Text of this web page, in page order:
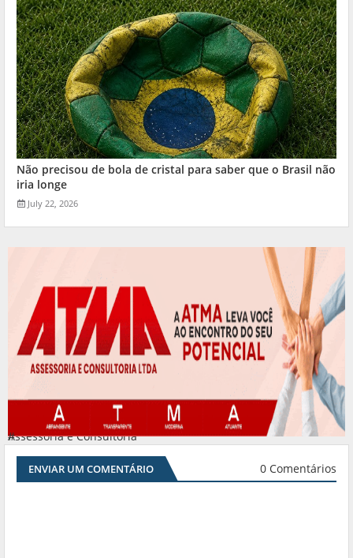
Não precisou de bola de cristal para saber que o Brasil não
iria longe
July 22, 2026
Assessoria e Consultoria
#
ENVIAR UM COMENTÁRIO 0 Comentários